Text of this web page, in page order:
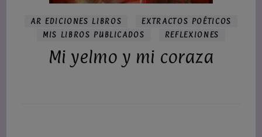
AR EDICIONES LIBROS
EXTRACTOS POÉTICOS
MIS LIBROS PUBLICADOS
REFLEXIONES
Mi yelmo y mi coraza